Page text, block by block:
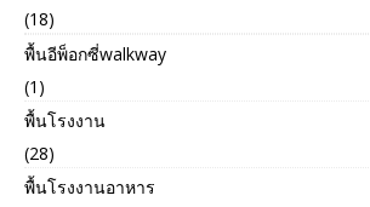
(18)
พื้นอีพ็อกซี่walkway
(1)
พื้นโรงงาน
(28)
พื้นโรงงานอาหาร